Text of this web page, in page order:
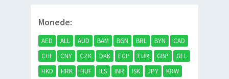
Monede:
AED ALL AUD BAM BGN BRL BYN
CAD
CHF
CNY CZK DKK EGP EUR GBP
GEL
HKD
HRK HUF ILS INR ISK JPY
KRW